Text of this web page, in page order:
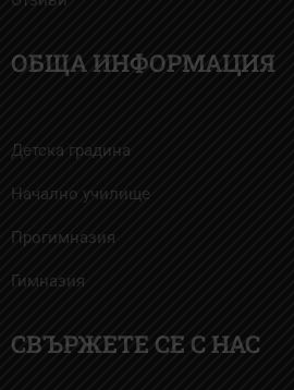
ОБЩА ИНФОРМАЦИЯ
Детска градина
Начално училище
Прогимназия
Гимназия
СВЪРЖЕТЕ СЕ С НАС